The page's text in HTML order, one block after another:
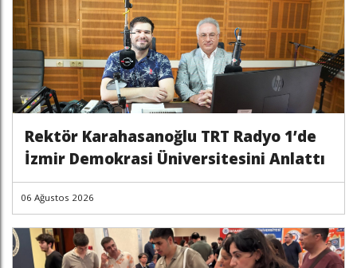
Rektör Karahasanoğlu TRT Radyo 1’de
İzmir Demokrasi Üniversitesini Anlattı
06 Ağustos 2026